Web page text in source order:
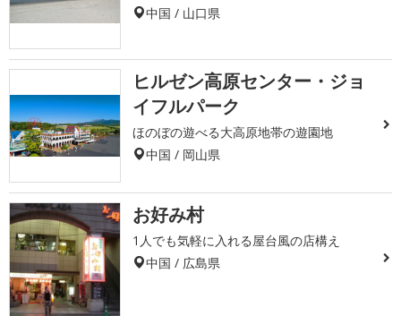
中国 / 山口県
ヒルゼン高原センター・ジョ
イフルパーク
ほのぼの遊べる大高原地帯の遊園地
中国 / 岡山県
お好み村
1人でも気軽に入れる屋台風の店構え
中国 / 広島県